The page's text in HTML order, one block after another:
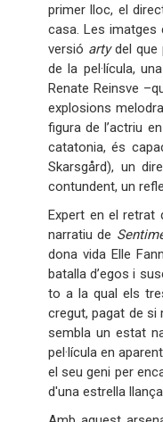
primer lloc, el
casa. Les imatges
versió artydel que
de la pel·lícula,
Renate Reinsve
explosions
figura de l’actriu
catatonia, és
Skarsgård), un
contundent, un
Expert en el retrat
narratiu de
dona vida Elle
batalla d’egos i
to a la qual els
cregut, pagat de si
sembla un estat
pel·lícula en
el seu geni per
d'una estrella